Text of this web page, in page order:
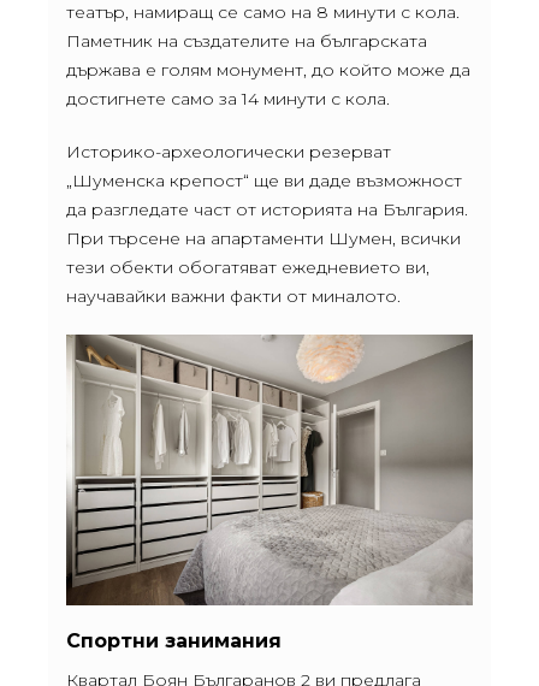
театър, намиращ се само на 8 минути с кола.
Паметник на създателите на българската
държава е голям монумент, до който може да
достигнете само за 14 минути с кола.
Историко-археологически резерват
„Шуменска крепост“ ще ви даде възможност
да разгледате част от историята на България.
При търсене на апартаменти Шумен, всички
тези обекти обогатяват ежедневието ви,
научавайки важни факти от миналото.
Спортни занимания
Квартал Боян Българанов 2 ви предлага